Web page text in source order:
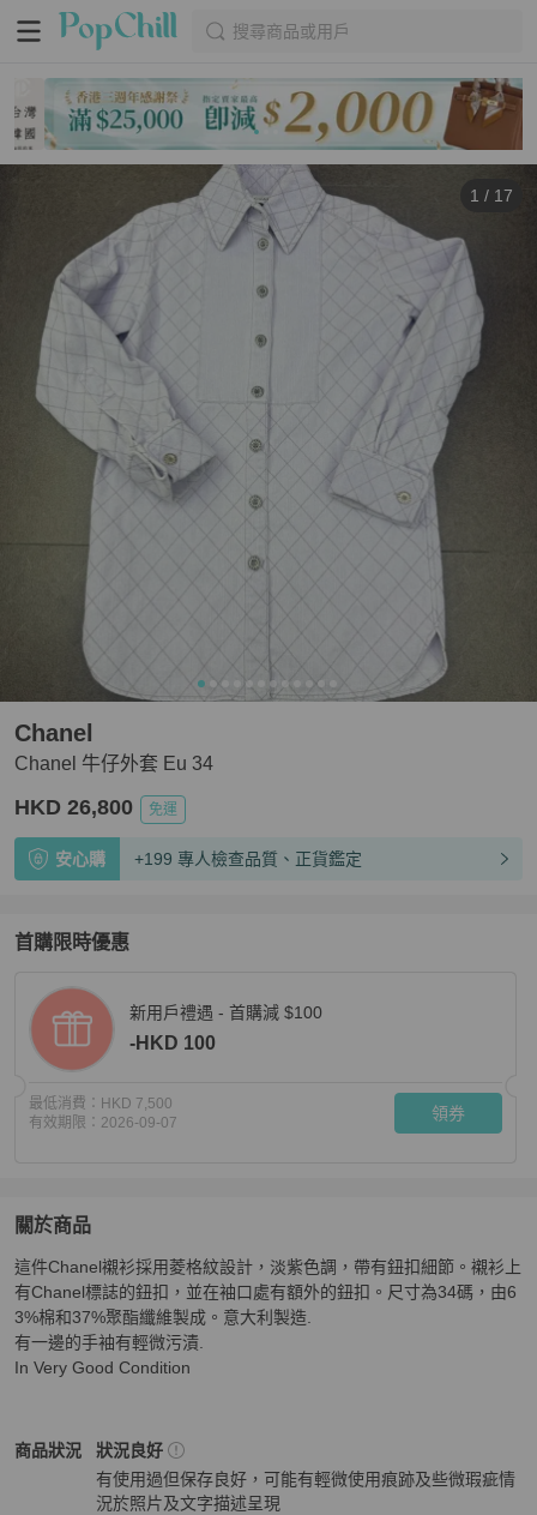
搜尋商品或用戶
1 / 17
Chanel 牛仔外套 Eu 34
Chanel
HKD 26,800 免運
安心購 +199 專人檢查品質、正貨鑑定
首購限時優惠
新用戶禮遇 - 首購減 $100
-HKD 100
最低消費： HKD 7,500
有效期限： 2026-09-07 領券
關於商品
關於Chanel 牛仔外套 Eu 34商品詳情與購買須知
這件Chanel襯衫採用菱格紋設計，淡紫色調，帶有鈕扣細節。襯衫上
有Chanel標誌的鈕扣，並在袖口處有額外的鈕扣。尺寸為34碼，由6
3%棉和37%聚酯纖維製成。意大利製造.
有一邊的手袖有輕微污漬.
In Very Good Condition
商品狀況
Chanel女裝商品狀態與細節
狀況良好
有使用過但保存良好，可能有輕微使用痕跡及些微瑕疵情
況於照片及文字描述呈現